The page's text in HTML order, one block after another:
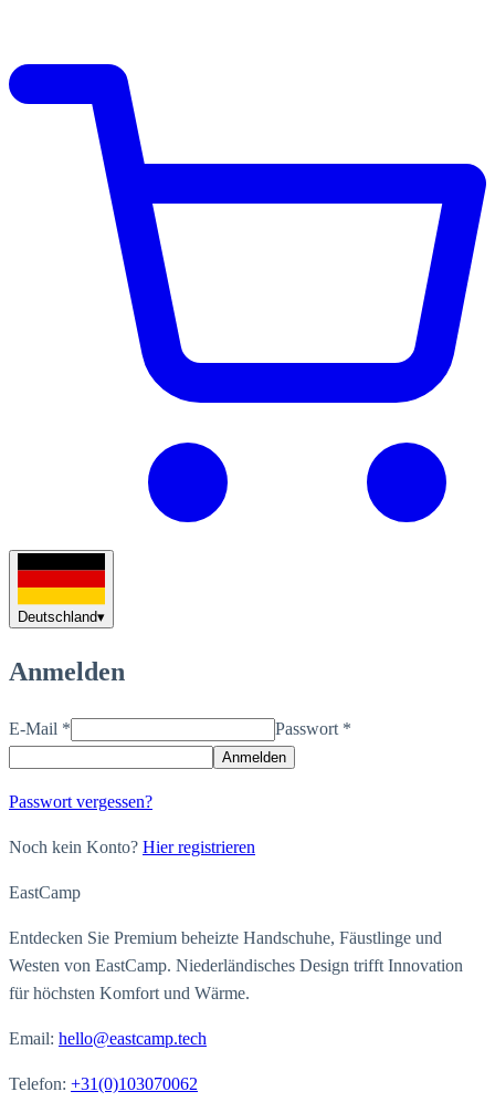
Deutschland▾
Anmelden
E-Mail * Passwort *
Anmelden
Passwort vergessen?
Noch kein Konto? Hier registrieren
EastCamp
Entdecken Sie Premium beheizte Handschuhe, Fäustlinge und
Westen von EastCamp. Niederländisches Design trifft Innovation
für höchsten Komfort und Wärme.
Email: hello@eastcamp.tech
Telefon: +31(0)103070062